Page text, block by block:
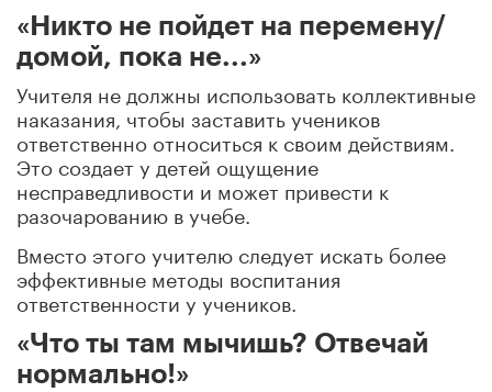
«Никто не пойдет на перемену/
домой, пока не...»
Учителя не должны использовать коллективные
наказания, чтобы заставить учеников
ответственно относиться к своим действиям.
Это создает у детей ощущение
несправедливости и может привести к
разочарованию в учебе.
Вместо этого учителю следует искать более
эффективные методы воспитания
ответственности у учеников.
«Что ты там мычишь? Отвечай
нормально!»